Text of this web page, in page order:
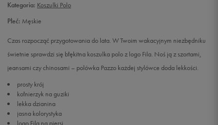
Kategoria: Koszulki Polo
Płeć: Męskie
Czas rozpocząć przygotowania do lata. W Twoim wakacyjnym niezbędniku
świetnie sprawdzi się błękitna koszulka polo z logo Fila. Noś ją z szortami,
jeansami czy chinosami – polówka Pazzo każdej stylówce doda lekkości.
prosty krój
kołnierzyk na guziki
lekka dzianina
jasna kolorystyka
logo Fila na piersi